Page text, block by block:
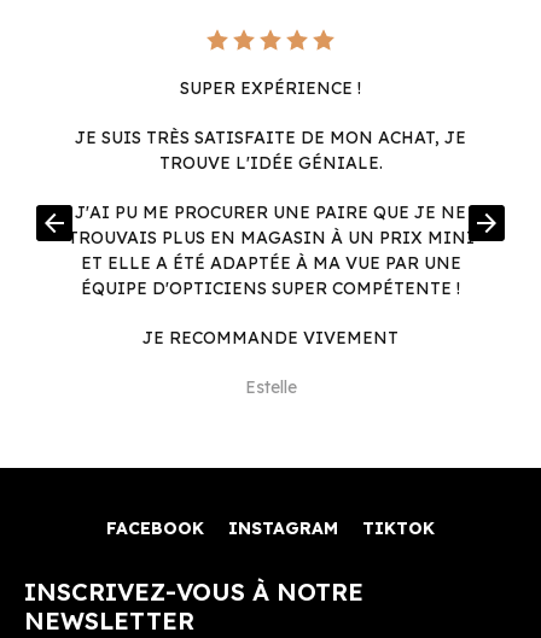
SUPER EXPÉRIENCE !
JE SUIS TRÈS SATISFAITE DE MON ACHAT, JE
TROUVE L'IDÉE GÉNIALE.
J'AI PU ME PROCURER UNE PAIRE QUE JE NE
TROUVAIS PLUS EN MAGASIN À UN PRIX MINI
ET ELLE A ÉTÉ ADAPTÉE À MA VUE PAR UNE
ÉQUIPE D'OPTICIENS SUPER COMPÉTENTE !
JE RECOMMANDE VIVEMENT
Estelle
arrow_back arrow_forward
FACEBOOK INSTAGRAM TIKTOK
INSCRIVEZ-VOUS À NOTRE
NEWSLETTER